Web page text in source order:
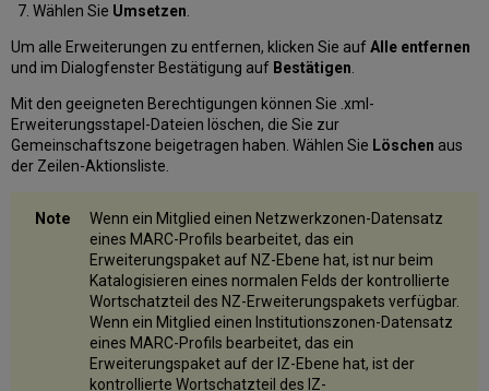
Wählen Sie Umsetzen
Um alle Erweiterungen zu entfernen, klicken Sie aufAlle entfernen
und im Dialogfenster Bestätigung auf Bestätigen
Mit den geeigneten Berechtigungen können Sie .xml-
Erweiterungsstapel-Dateien löschen, die Sie zur
Gemeinschaftszone beigetragen haben. Wählen Sie Löschen aus
der Zeilen-Aktionsliste.
Wenn ein Mitglied einen Netzwerkzonen-Datensatz
eines MARC-Profils bearbeitet, das ein
Erweiterungspaket auf NZ-Ebene hat, ist nur beim
Katalogisieren eines normalen Felds der kontrollierte
Wortschatzteil des NZ-Erweiterungspakets verfügbar.
Wenn ein Mitglied einen Institutionszonen-Datensatz
eines MARC-Profils bearbeitet, das ein
Erweiterungspaket auf der IZ-Ebene hat, ist der
kontrollierte Wortschatzteil des IZ-